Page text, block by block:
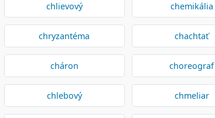
chlievový chemikália
chryzantéma chachtať
cháron choreograf
chlebový chmeliar